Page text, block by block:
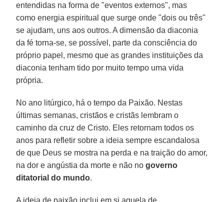
entendidas na forma de "eventos externos", mas
como energia espiritual que surge onde "dois ou três"
se ajudam, uns aos outros. A dimensão da diaconia
da fé torna-se, se possível, parte da consciência do
próprio papel, mesmo que as grandes instituições da
diaconia tenham tido por muito tempo uma vida
própria.
No ano litúrgico, há o tempo da Paixão. Nestas
últimas semanas, cristãos e cristãs lembram o
caminho da cruz de Cristo. Eles retornam todos os
anos para refletir sobre a ideia sempre escandalosa
de que Deus se mostra na perda e na traição do amor,
na dor e angústia da morte e não nogoverno
ditatorial do mundo.
A ideia de paixão inclui em si aquela de